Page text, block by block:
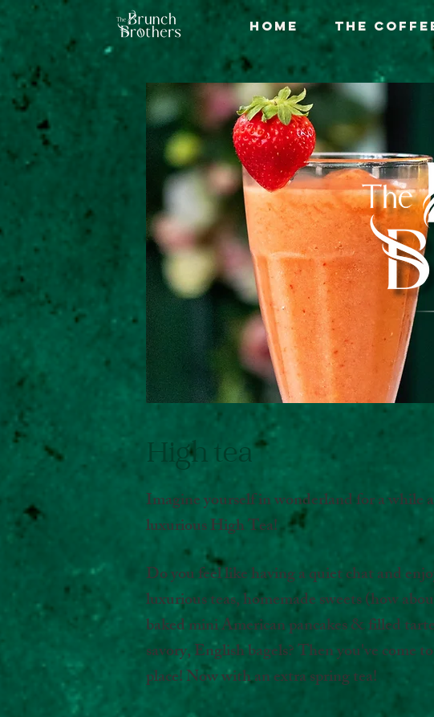
Home The
High tea
Imagine yourself in wonderland for a while
luxurious High Tea!
Do you feel like having a quiet chat and
luxurious teas, homemade sweets (how
baked mini American pancakes & filled
savory, English bagels? Then you've come
place! Now with an extra spring tea!